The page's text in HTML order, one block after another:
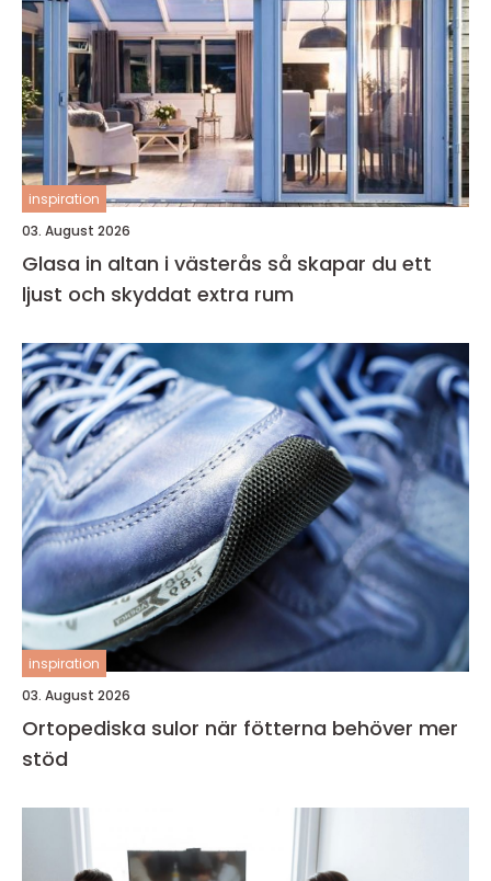
inspiration
03. August 2026
Glasa in altan i västerås så skapar du ett
ljust och skyddat extra rum
inspiration
03. August 2026
Ortopediska sulor när fötterna behöver mer
stöd